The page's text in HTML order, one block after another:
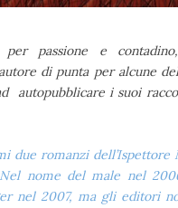
per passione e
autore di punta per alcune
autopubblicare i suoi
due romanzi dell’Ispettore
nome del male nel
nel 2007, ma gli editori